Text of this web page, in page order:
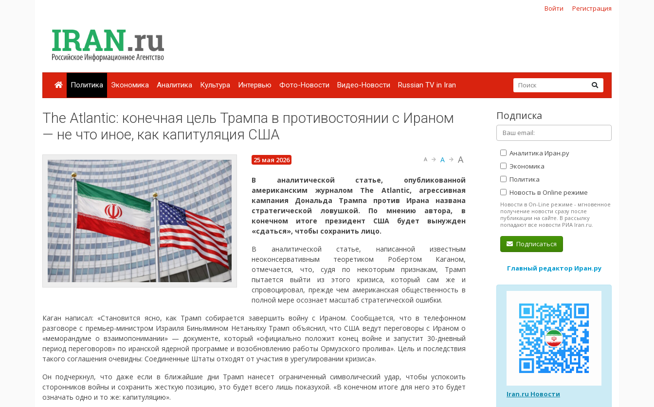
Войти Регистрация
Политика Экономика Аналитика Культура Интервью Фото-Новости Видео-Новости Russian TV in Iran
The Atlantic: конечная цель Трампа в противостоянии с Ираном
— не что иное, как капитуляция США
25 мая 2026 A A A
В аналитической статье, опубликованной
американским журналом The Atlantic, агрессивная
кампания Дональда Трампа против Ирана названа
стратегической ловушкой. По мнению автора, в
конечном итоге президент США будет вынужден
«сдаться», чтобы сохранить лицо.
В аналитической статье, написанной известным
неоконсервативным теоретиком Робертом Каганом,
отмечается, что, судя по некоторым признакам, Трамп
пытается выйти из этого кризиса, который сам же и
спровоцировал, прежде чем американская общественность в
полной мере осознает масштаб стратегической ошибки.
Каган написал: «Становится ясно, как Трамп собирается завершить войну с Ираном. Сообщается, что в телефонном
разговоре с премьер-министром Израиля Биньямином Нетаньяху Трамп объяснил, что США ведут переговоры с Ираном о
«меморандуме о взаимопонимании» — документе, который «официально положит конец войне и запустит 30-дневный
период переговоров» по иранской ядерной программе и возобновлению работы Ормузского пролива». Цель и последствия
такого соглашения очевидны: Соединенные Штаты отходят от участия в урегулировании кризиса».
Он подчеркнул, что даже если в ближайшие дни Трамп нанесет ограниченный символический удар, чтобы успокоить
сторонников войны и сохранить жесткую позицию, это будет всего лишь показухой. «В конечном итоге для него это будет
означать одно и то же: капитуляцию».
Подписка
Аналитика Иран.ру
Экономика
Политика
Новость в Online режиме
Новости в On-Line режиме - мгновенное
получение новости сразу после
публикации на сайте. В рассылку
попадают все новости РИА Iran.ru.
Подписаться
Главный редактор Иран.ру
Iran.ru Новости